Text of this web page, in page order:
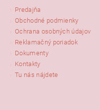
Predajňa
Obchodné podmienky
Ochrana osobných údajov
Reklamačný poriadok
Dokumenty
Kontakty
Tu nás nájdete